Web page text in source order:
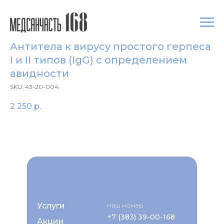
Антитела к вирусу простого герпеса
I и II типов (IgG) с определением
авидности
SKU: 43-20-004
2 250 р.
Услуги
Акции +7 (383) 39-00-168
Наш номер